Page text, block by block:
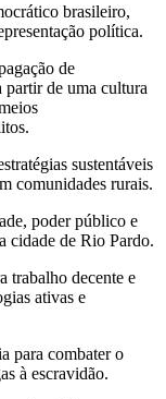
brasileiro,
política.
de
partir de uma cultura
sustentáveis
comunidades rurais.
poder público e
cidade de Rio Pardo.
trabalho decente e
ativas e
para combater o
à escravidão.